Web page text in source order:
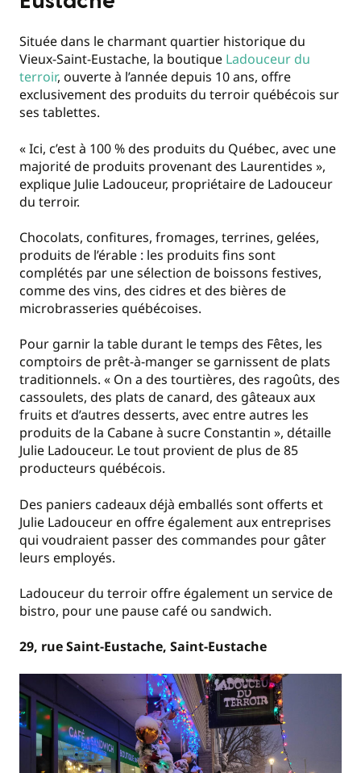
Située dans le charmant quartier historique du
Vieux-Saint-Eustache, la boutique Ladouceur du
terroir, ouverte à l’année depuis 10 ans, offre
exclusivement des produits du terroir québécois sur
ses tablettes.
« Ici, c’est à 100 % des produits du Québec, avec une
majorité de produits provenant des Laurentides »,
explique Julie Ladouceur, propriétaire de Ladouceur
du terroir.
Chocolats, confitures, fromages, terrines, gelées,
produits de l’érable : les produits fins sont
complétés par une sélection de boissons festives,
comme des vins, des cidres et des bières de
microbrasseries québécoises.
Pour garnir la table durant le temps des Fêtes, les
comptoirs de prêt-à-manger se garnissent de plats
traditionnels. « On a des tourtières, des ragoûts, des
cassoulets, des plats de canard, des gâteaux aux
fruits et d’autres desserts, avec entre autres les
produits de la Cabane à sucre Constantin », détaille
Julie Ladouceur. Le tout provient de plus de 85
producteurs québécois.
Des paniers cadeaux déjà emballés sont offerts et
Julie Ladouceur en offre également aux entreprises
qui voudraient passer des commandes pour gâter
leurs employés.
Ladouceur du terroir offre également un service de
bistro, pour une pause café ou sandwich.
29, rue Saint-Eustache, Saint-Eustache